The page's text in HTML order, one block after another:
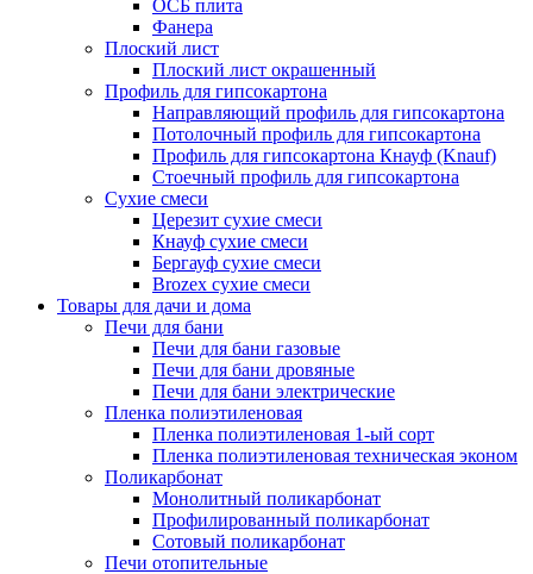
ОСБ плита
Фанера
Плоский лист
Плоский лист окрашенный
Профиль для гипсокартона
Направляющий профиль для гипсокартона
Потолочный профиль для гипсокартона
Профиль для гипсокартона Кнауф (Knauf)
Стоечный профиль для гипсокартона
Сухие смеси
Церезит сухие смеси
Кнауф сухие смеси
Бергауф сухие смеси
Brozex сухие смеси
Товары для дачи и дома
Печи для бани
Печи для бани газовые
Печи для бани дровяные
Печи для бани электрические
Пленка полиэтиленовая
Пленка полиэтиленовая 1-ый сорт
Пленка полиэтиленовая техническая эконом
Поликарбонат
Монолитный поликарбонат
Профилированный поликарбонат
Сотовый поликарбонат
Печи отопительные